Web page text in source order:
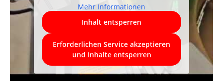
Mehr Informationen
Inhalt entsperren
Erforderlichen Service akzeptieren
und Inhalte entsperren